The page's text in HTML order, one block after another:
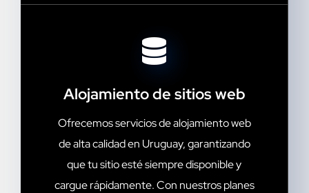
Alojamiento de sitios web
Ofrecemos servicios de alojamiento web
de alta calidad en Uruguay, garantizando
que tu sitio esté siempre disponible y
cargue rápidamente. Con nuestros planes